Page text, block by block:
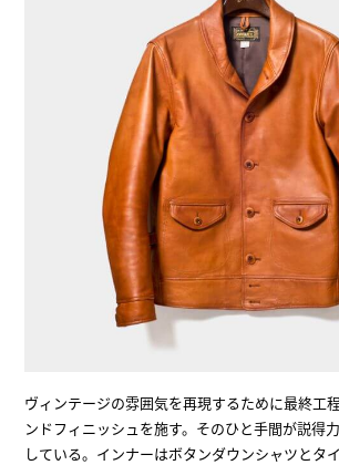
ヴィンテージの雰囲気を再現するために最終工
ンドフィニッシュを施す。そのひと手間が説得
している。インナーはボタンダウンシャツとタ